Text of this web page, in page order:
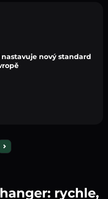
nový standard
rychle,